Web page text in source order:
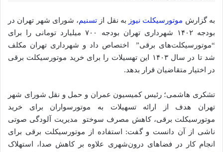
به گزارش موتورسیکلت نیوز به نقل از تسنیم، شورای شهر تهران در
بودجه ۱۴۰۲ شهرداری تهران بودجه ۷۰۰ میلیارد تومانی را برای
“موتورسیکلت‌های برقی” اختصاص داد و شهرداری تهران مکلف
شد تا در سال ۱۴۰۳ این تهسیلات را برای خرید موتورسیکلت برقی
در اختیار متقاضیان قرار بدهد.
تشکری هاشمی؛ رئیس کمیسیون عمران و حمل و نقل شورای شهر
تهران هدف از ارائه تسهیلات به موتورسواران برای خرید
موتورسیکلت برقی، کاهش مصرف سوختو مدیریت آلودگی صوتی
ناشی از آن دانست و گفت: استفاده از موتورسیکلت برقی برای
انجام کار در فضاهای درون‌شهری علاوه بر کاهش صدا، استهلاک